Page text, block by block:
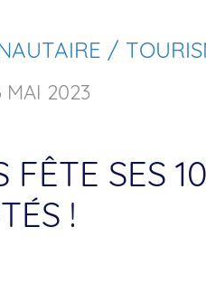
/
MAI 2023
FÊTE SES
!